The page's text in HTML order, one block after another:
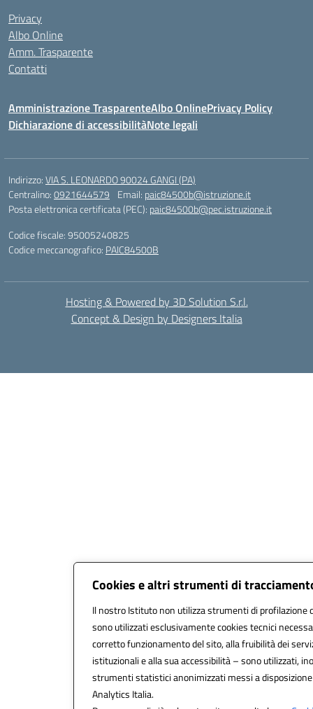
Cookies e altri strumenti di
Il nostro Istituto non utilizza strumenti di profilazione
sono utilizzati esclusivamente cookies tecnici
corretto funzionamento del sito, alla fruibilità dei
istituzionali e alla sua accessibilità – sono utilizzati,
strumenti statistici anonimizzati messi a disposizione
Analytics Italia.
Privacy
Albo Online
Amm. Trasparente
Contatti
Amministrazione TrasparenteAlbo OnlinePrivacy Policy
Dichiarazione di accessibilitàNote legali
Indirizzo:VIA S. LEONARDO 90024 GANGI (PA)
Centralino:0921644579 Email: paic84500b@istruzione.it
Posta elettronica certificata (PEC): paic84500b@pec.istruzione.it
Codice fiscale: 95005240825
Codice meccanografico: PAIC84500B
Hosting & Powered by 3D Solution S.r.l.
Concept & Design by Designers Italia